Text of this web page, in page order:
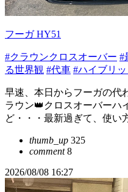
フーガ HY51
#クラウンクロスオーバー #
る世界観 #代車 #ハイブリッ
早速、本日からフーガの代
ラウン👑クロスオーバーハ
ど・・・最新過ぎて、使い
thumb_up 325
comment8
2026/08/08 16:27